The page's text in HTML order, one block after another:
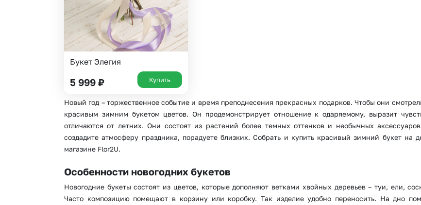
Букет Элегия
5 999 ₽ Купить
Новый год – торжественное событие и время преподнесения прекрасных подарков. Чтобы они
красивым зимним букетом цветов. Он продемонстрирует отношение к одаряемому, выразит
отличаются от летних. Они состоят из растений более темных оттенков и необычных
создадите атмосферу праздника, порадуете близких. Собрать и купить красивый зимний букет
магазине Flor2U.
Особенности новогодних букетов
Новогодние букеты состоят из цветов, которые дополняют ветками хвойных деревьев – туи, ели,
Часто композицию помещают в корзину или коробку. Так изделие удобно переносить. На дно